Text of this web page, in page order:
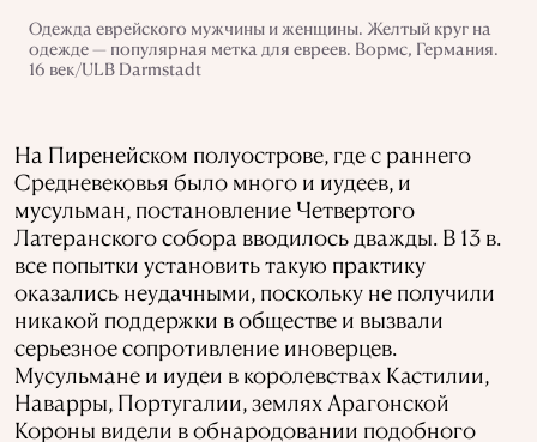
Одежда еврейского мужчины и женщины. Желтый круг на
одежде — популярная метка для евреев. Вормс, Германия.
16 век/ULB Darmstadt
На Пиренейском полуострове, где с раннего
Средневековья было много и иудеев, и
мусульман, постановление Четвертого
Латеранского собора вводилось дважды. В 13 в.
все попытки установить такую практику
оказались неудачными, поскольку не получили
никакой поддержки в обществе и вызвали
серьезное сопротивление иноверцев.
Мусульмане и иудеи в королевствах Кастилии,
Наварры, Португалии, землях Арагонской
Короны видели в обнародовании подобного